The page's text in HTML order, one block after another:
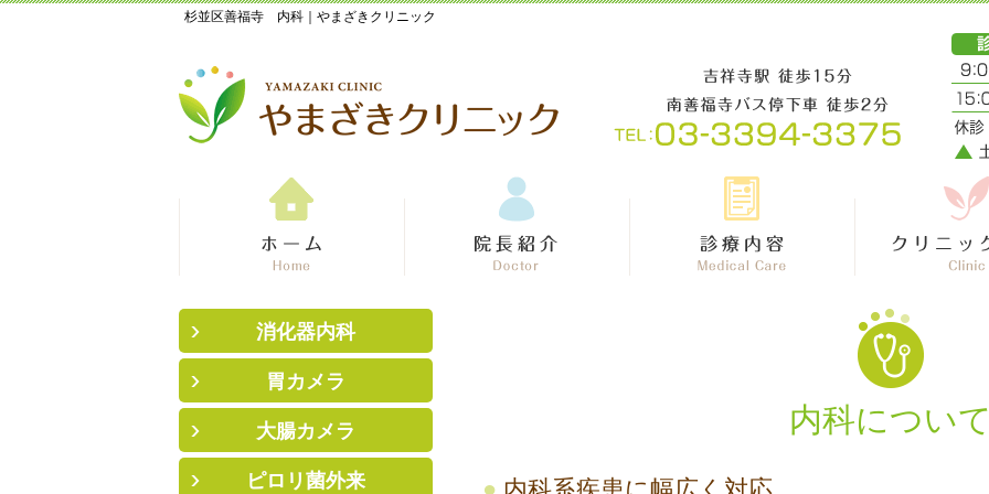
杉並区善福寺 内科｜やまざきクリニック
消化器内科
胃カメラ
大腸カメラ
ピロリ菌外来
内科につい